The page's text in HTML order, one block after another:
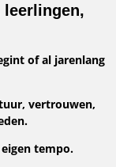
of al jarenlang
vertrouwen,
tempo.